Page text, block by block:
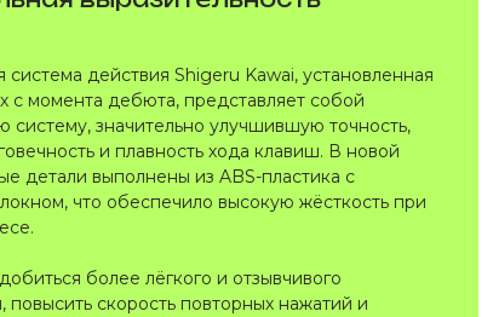
действия Shigeru Kawai, установленная
с момента дебюта, представляет собой
систему, значительно улучшившую точность,
и плавность хода клавиш. В новой
детали выполнены из ABS-пластика с
что обеспечило высокую жёсткость при
более лёгкого и отзывчивого
повысить скорость повторных нажатий и